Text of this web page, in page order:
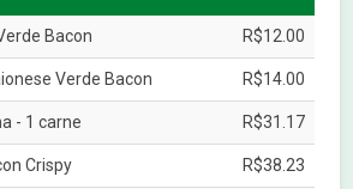
Bacon R$12.00
Verde Bacon R$14.00
- 1 carne R$31.17
Crispy R$38.23